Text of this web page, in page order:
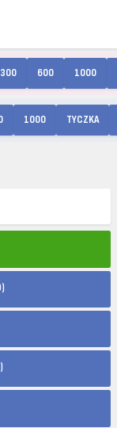
300 600 1000
1000 TYCZKA